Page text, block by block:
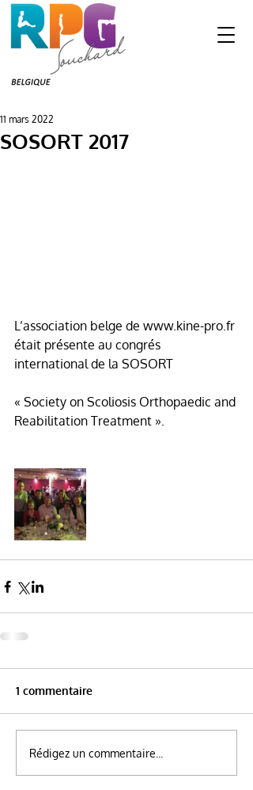
SOSORT 2017
11 mars 2022
L’association belge de www.kine-pro.fr
était présente au congrés
international de la SOSORT
« Society on Scoliosis Orthopaedic and
Reabilitation Treatment ».
1 commentaire
Rédigez un commentaire...